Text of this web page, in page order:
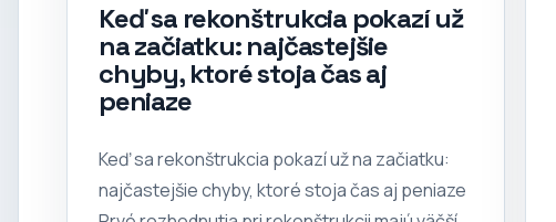
Keď sa rekonštrukcia pokazí už
na začiatku: najčastejšie
chyby, ktoré stoja čas aj
peniaze
Keď sa rekonštrukcia pokazí už na začiatku:
najčastejšie chyby, ktoré stoja čas aj peniaze